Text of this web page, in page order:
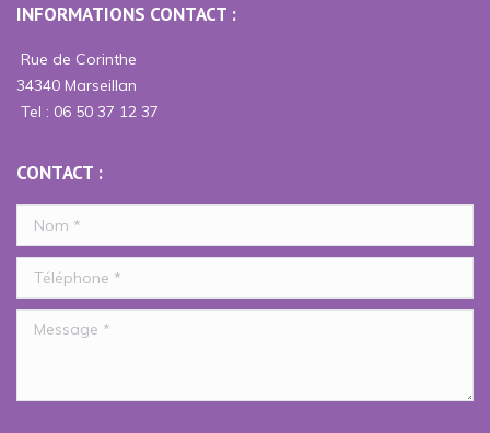
Facebook
dans
une
Instagram
dans
une
INFORMATIONS CONTACT :
Rue de Corinthe
34340 Marseillan
Tel : 06 50 37 12 37
CONTACT :
Nom *
Téléphone *
Message *